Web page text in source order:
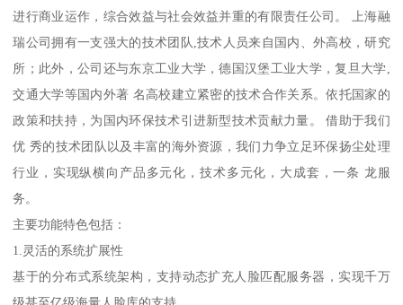
进行商业运作，综合效益与社会效益并重的有限责任公司。 上海融
瑞公司拥有一支强大的技术团队,技术人员来自国内、外高校，研究
所；此外，公司还与东京工业大学，德国汉堡工业大学，复旦大学,
交通大学等国内外著 名高校建立紧密的技术合作关系。依托国家的
政策和扶持，为国内环保技术引进新型技术贡献力量。 借助于我们
优 秀的技术团队以及丰富的海外资源，我们力争立足环保扬尘处理
行业，实现纵横向产品多元化，技术多元化，大成套，一条 龙服
务。
主要功能特色包括：
1.灵活的系统扩展性
基于的分布式系统架构，支持动态扩充人脸匹配服务器，实现千万